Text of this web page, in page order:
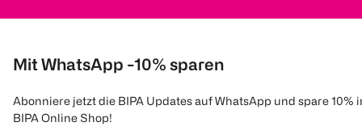
Mit WhatsApp -10% sparen
Abonniere jetzt die BIPA Updates auf WhatsApp und spare 10%
BIPA Online Shop!